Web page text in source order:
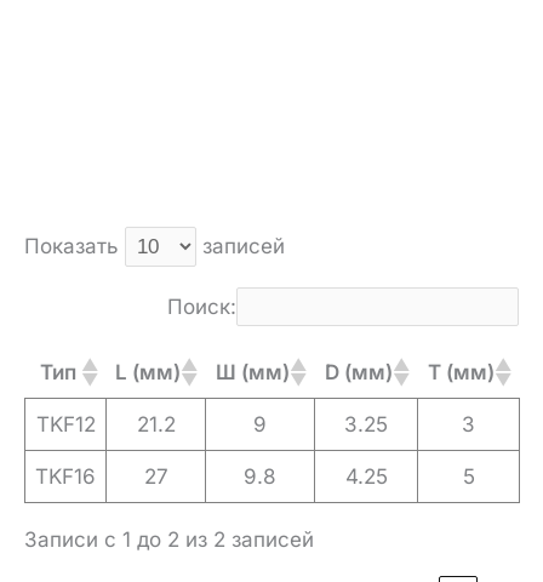
Показать записей
Поиск:
Тип L (мм) Ш (мм) D (мм) T (мм)
TKF12 21.2 9 3.25 3
TKF16 27 9.8 4.25 5
Записи с 1 до 2 из 2 записей